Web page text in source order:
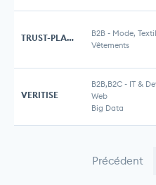
TRUST-PLACE B2B - Mode,
Vêtements
VERITISE
B2B,B2C - IT &
Web
Big Data
Précédent